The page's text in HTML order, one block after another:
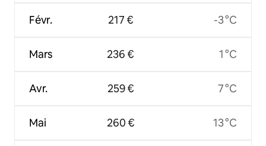
Févr.
Mars
Avr.
Mai
217 €
236 €
259 €
260 €
-3 °C
1 °C
7 °C
13 °C